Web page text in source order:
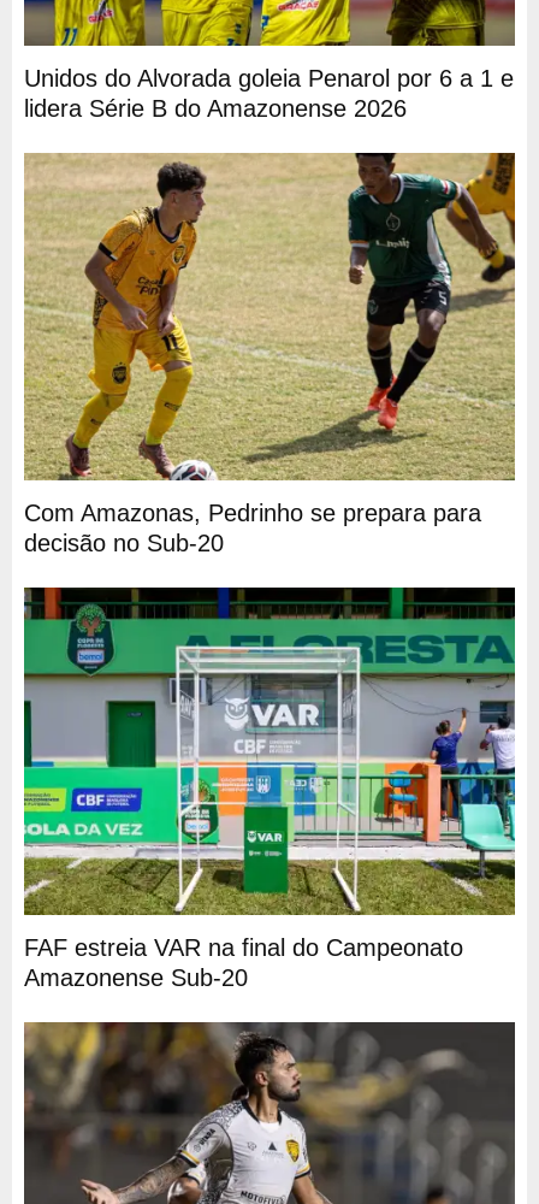
Unidos do Alvorada goleia Penarol por 6 a 1 e
lidera Série B do Amazonense 2026
Com Amazonas, Pedrinho se prepara para
decisão no Sub-20
FAF estreia VAR na final do Campeonato
Amazonense Sub-20